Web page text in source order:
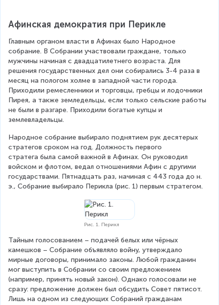
Афинская демократия при Перикле
Главным органом власти в Афинах было Народное
собрание. В Собрании участвовали граждане, только
мужчины начиная с двадцатилетнего возраста. Для
решения государственных дел они собирались 3-4 раза в
месяц на пологом холме в западной части города.
Приходили ремесленники и торговцы, гребцы и лодочники
Пирея, а также земледельцы, если только сельские работы
не были в разгаре. Приходили богатые купцы и
землевладельцы.
Народное собрание выбирало поднятием рук десятерых
стратегов сроком на год. Должность первого
стратега была самой важной в Афинах. Он руководил
войском и флотом, ведал отношениями Афин с другими
государствами. Пятнадцать раз, начиная с 443 года до н.
э., Собрание выбирало Перикла (рис. 1) первым стратегом.
Рис. 1. Перикл
Тайным голосованием – подачей белых или чёрных
камешков – Собрание объявляло войну, утверждало
мирные договоры, принимало законы. Любой гражданин
мог выступить в Собрании со своим предложением
(например, принять новый закон). Однако голосовали не
сразу: предложение должен был обсудить Совет пятисот.
Лишь на одном из следующих Собраний гражданам